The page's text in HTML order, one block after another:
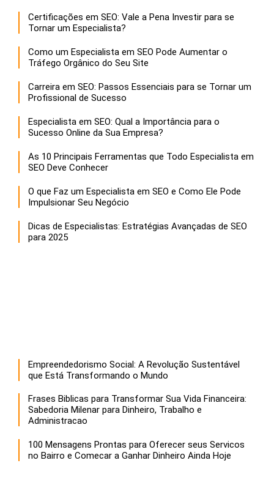
Certificações em SEO: Vale a Pena Investir para se
Tornar um Especialista?
Como um Especialista em SEO Pode Aumentar o
Tráfego Orgânico do Seu Site
Carreira em SEO: Passos Essenciais para se Tornar um
Profissional de Sucesso
Especialista em SEO: Qual a Importância para o
Sucesso Online da Sua Empresa?
As 10 Principais Ferramentas que Todo Especialista em
SEO Deve Conhecer
O que Faz um Especialista em SEO e Como Ele Pode
Impulsionar Seu Negócio
Dicas de Especialistas: Estratégias Avançadas de SEO
para 2025
Empreendedorismo Social: A Revolução Sustentável
que Está Transformando o Mundo
Frases Biblicas para Transformar Sua Vida Financeira:
Sabedoria Milenar para Dinheiro, Trabalho e
Administracao
100 Mensagens Prontas para Oferecer seus Servicos
no Bairro e Comecar a Ganhar Dinheiro Ainda Hoje